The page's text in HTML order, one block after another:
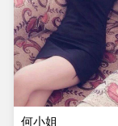
何小姐